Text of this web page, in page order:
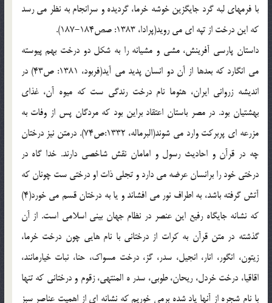
با فرمهای لبه گرد جایگزین خوشه خرما، گردیده و سرانجام به نظر می رسد
که این درخت از تپه ای می روید(پرادا، 1383: صص184-187).
داستان پارسی آفرینش، مشی و مشیانه را به شکل دو درخت بهم پیوسته
می انگارد که بعدها از آن دو انسان پدید می آید(فربود، 1381: ص43) در
اندیشه زروانی ایران، هئوما نام درخت رندگی ست که میوه آن، غذای
بهشتیان بود. در مصر باستان اعتقاد براین بود که مردگان پس از وفات به
مزرعه ای پربرکت وارد می شوند(البرماله، 1332:ص74). درمتن نیز درختان
چه در قرآن و احادیث رسول و امامان نقش شاخصی دارند. خدا گاه در
درختی خود را برانسان عرضه می دارد و تجلی ذات او درختی ست چونان که
آتش گرفته باشد، به اطراف نور می افشاند و یا به درختان قسم می خورد(4)
که نشانه جایگاه رفیع این عنصر در نظام جهان بینی اسلامی است. از آن
گذشته در متن قرآن به کرات از درختانی با نام هایی چون درخت خرما،
زیتون، انگور، انار، انجیل، سدر، گز، درخت مسواک، حنا، نبات خیارمانند،
اقاقیا، درخت خردل، ریحان، طوبی، سدر ه المنتهی، زقوم و درختانی که تنها
با نام شجره از آنها یاد شده برمی خوریم که نشانه ای از اهمیت عناصر سبز